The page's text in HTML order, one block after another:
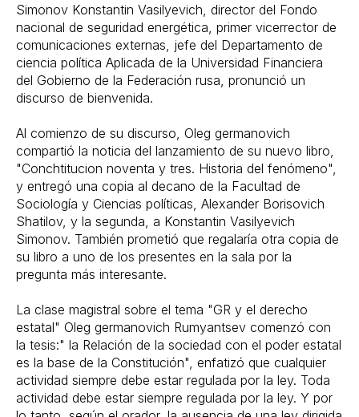
Simonov Konstantin Vasilyevich, director del Fondo
nacional de seguridad energética, primer vicerrector de
comunicaciones externas, jefe del Departamento de
ciencia política Aplicada de la Universidad Financiera
del Gobierno de la Federación rusa, pronunció un
discurso de bienvenida.
Al comienzo de su discurso, Oleg germanovich
compartió la noticia del lanzamiento de su nuevo libro,
"Conchtitucion noventa y tres. Historia del fenómeno",
y entregó una copia al decano de la Facultad de
Sociología y Ciencias políticas, Alexander Borisovich
Shatilov, y la segunda, a Konstantin Vasilyevich
Simonov. También prometió que regalaría otra copia de
su libro a uno de los presentes en la sala por la
pregunta más interesante.
La clase magistral sobre el tema "GR y el derecho
estatal" Oleg germanovich Rumyantsev comenzó con
la tesis:" la Relación de la sociedad con el poder estatal
es la base de la Constitución", enfatizó que cualquier
actividad siempre debe estar regulada por la ley. Toda
actividad debe estar siempre regulada por la ley. Y por